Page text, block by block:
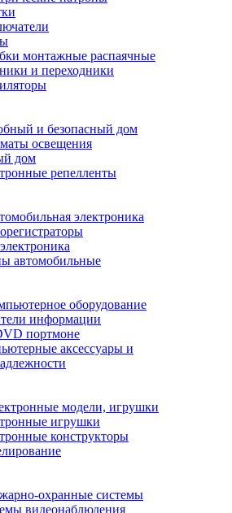
монтажные распаячные
и переходники
и безопасный дом
освещения
дом
репелленты
электроника
автомобильные
оборудование
информации
портмоне
аксессуары и
модели, игрушки
игрушки
конструкторы
охранные системы
видеонаблюдения